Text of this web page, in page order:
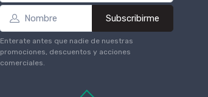
Subscribirme
Enterate antes que nadie de nuestras
promociones, descuentos y acciones
comerciales.